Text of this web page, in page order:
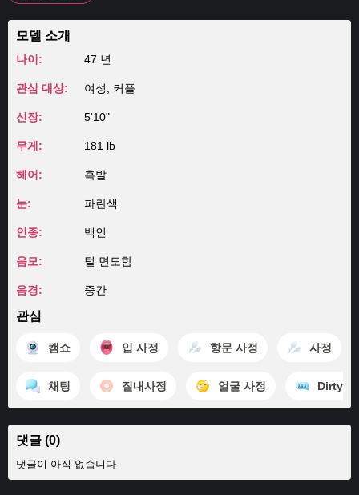
모델 소개
나이: 47 년
관심 대상: 여성, 커플
신장: 5'10"
무게: 181 lb
헤어: 흑발
눈: 파란색
인종: 백인
음모: 털 면도함
음경: 중간
관심
캠쇼 입 사정 항문 사정 사정
채팅 질내사정 얼굴 사정 Dirty
댓글 (0)
댓글이 아직 없습니다